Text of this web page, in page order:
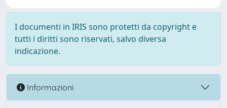
I documenti in IRIS sono protetti da copyright e
tutti i diritti sono riservati, salvo diversa
indicazione.
Informazioni